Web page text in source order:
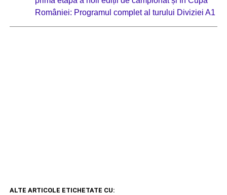
României: Programul complet al turului Diviziei A1
ALTE ARTICOLE ETICHETATE CU: